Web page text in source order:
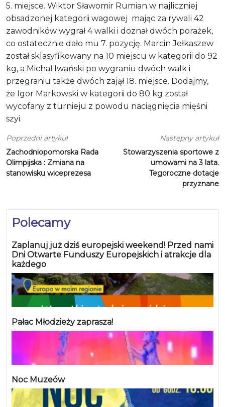
Polecamy
Zaplanuj już dziś europejski weekend! Przed nami
Dni Otwarte Funduszy Europejskich i atrakcje dla
każdego
Pałac Młodzieży zaprasza!
Noc Muzeów
5. miejsce. Wiktor Sławomir Rumian w najliczniej
obsadzonej kategorii wagowej mając za rywali 42
zawodników wygrał 4 walki i doznał dwóch porażek,
co ostatecznie dało mu 7. pozycję. Marcin Jełkaszew
został sklasyfikowany na 10 miejscu w kategorii do 92
kg, a Michał Iwański po wygraniu dwóch walk i
przegraniu także dwóch zajął 18. miejsce. Dodajmy,
że Igor Markowski w kategorii do 80 kg został
wycofany z turnieju z powodu naciągnięcia mięśni
szyi.
Poprzedni artykuł
Zachodniopomorska Rada
Olimpijska : Zmiana na
stanowisku wiceprezesa
Następny artykuł
Stowarzyszenia sportowe z
umowami na 3 lata.
Tegoroczne dotacje
przyznane